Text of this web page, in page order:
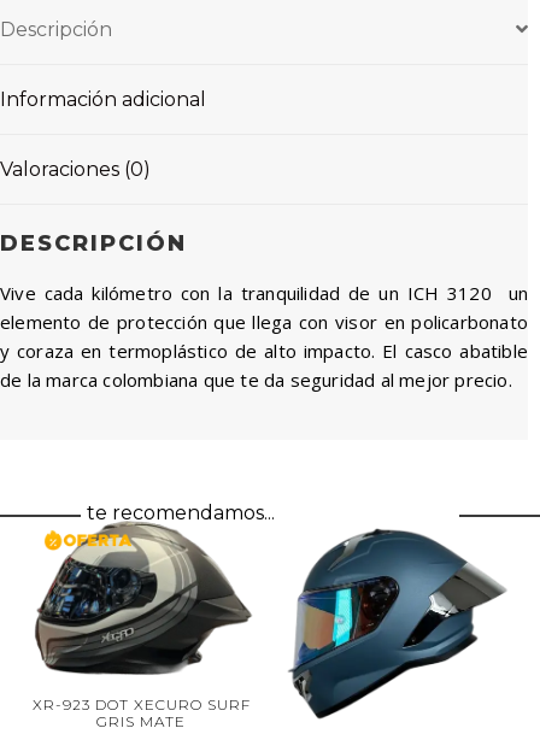
Descripción
Información adicional
Valoraciones (0)
DESCRIPCIÓN
Vive cada kilómetro con la tranquilidad de un ICH 3120 un
elemento de protección que llega con visor en policarbonato
y coraza en termoplástico de alto impacto. El casco abatible
de la marca colombiana que te da seguridad al mejor precio.
te recomendamos...
923 DOT XECURO SURF
GRIS MATE